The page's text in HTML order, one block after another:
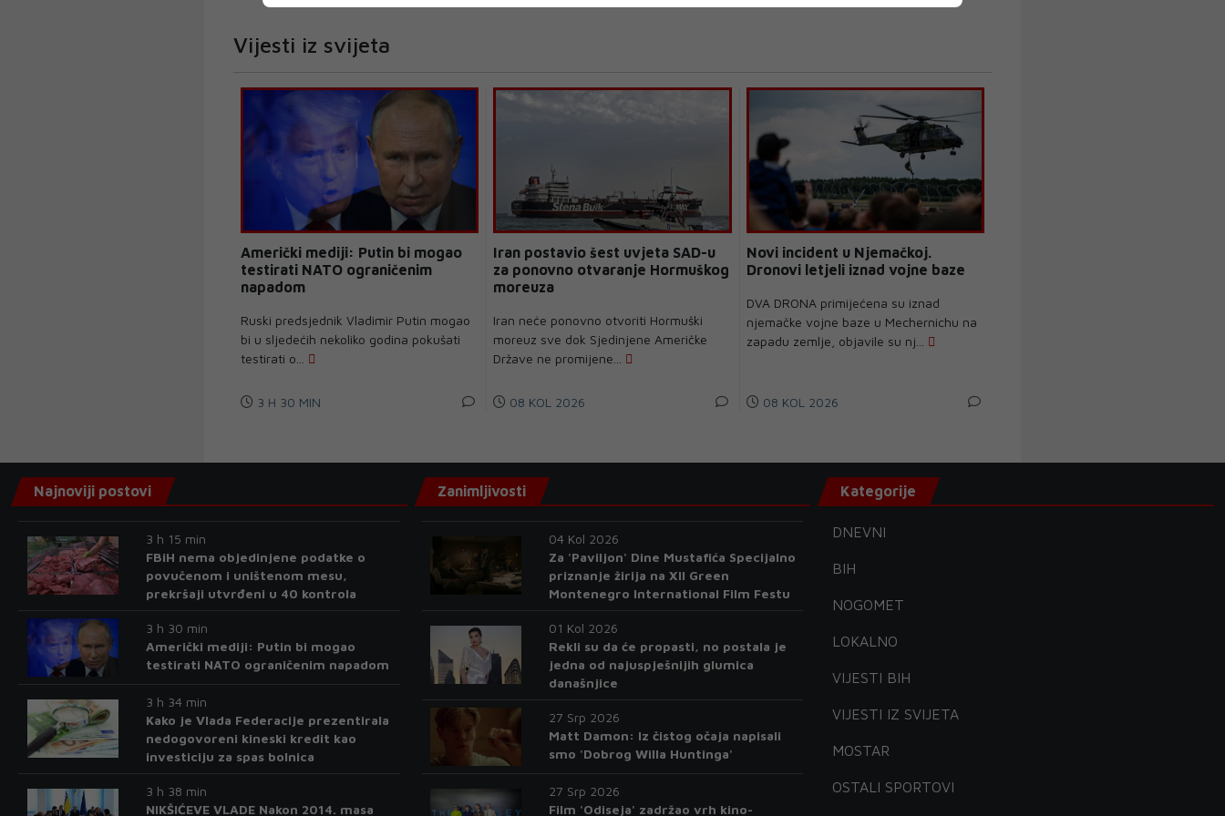
Vijesti iz svijeta
Američki mediji: Putin bi mogao
testirati NATO ograničenim
napadom
Ruski predsjednik Vladimir Putin mogao
bi u sljedećih nekoliko godina pokušati
testirati o...
3 H 30 MIN
Iran postavio šest uvjeta SAD-u
za ponovno otvaranje Hormuškog
moreuza
Iran neće ponovno otvoriti Hormuški
moreuz sve dok Sjedinjene Američke
Države ne promijene...
08 KOL 2026
Novi incident u Njemačkoj.
Dronovi letjeli iznad vojne baze
DVA DRONA primijećena su iznad
njemačke vojne baze u Mechernichu na
zapadu zemlje, objavile su nj...
08 KOL 2026
Najnoviji postovi
3 h 15 min
FBiH nema objedinjene podatke o
povučenom i uništenom mesu,
prekršaji utvrđeni u 40 kontrola
3 h 30 min
Američki mediji: Putin bi mogao
testirati NATO ograničenim napadom
3 h 34 min
Kako je Vlada Federacije prezentirala
nedogovoreni kineski kredit kao
investiciju za spas bolnica
3 h 38 min
NIKŠIĆEVE VLADE Nakon 2014. masa
Zanimljivosti
04 Kol 2026
Za 'Paviljon' Dine Mustafića Specijalno
priznanje žirija na XII Green
Montenegro International Film Festu
01 Kol 2026
Rekli su da će propasti, no postala je
jedna od najuspješnijih glumica
današnjice
27 Srp 2026
Matt Damon: Iz čistog očaja napisali
smo 'Dobrog Willa Huntinga'
27 Srp 2026
Film 'Odiseja' zadržao vrh kino-
Kategorije
DNEVNI
BIH
NOGOMET
LOKALNO
VIJESTI BIH
VIJESTI IZ SVIJETA
MOSTAR
OSTALI SPORTOVI